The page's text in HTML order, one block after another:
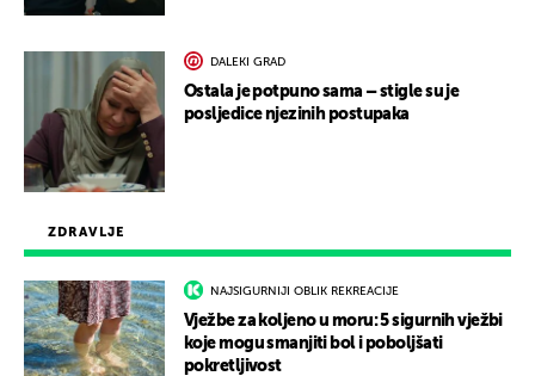
ZDRAVLJE
NAJSIGURNIJI OBLIK REKREACIJE
Vježbe za koljeno u moru: 5 sigurnih vježbi
koje mogu smanjiti bol i poboljšati
pokretljivost
DALEKI GRAD
Ostala je potpuno sama – stigle su je
posljedice njezinih postupaka